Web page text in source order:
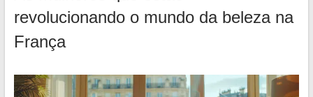
revolucionando o mundo da beleza na
França